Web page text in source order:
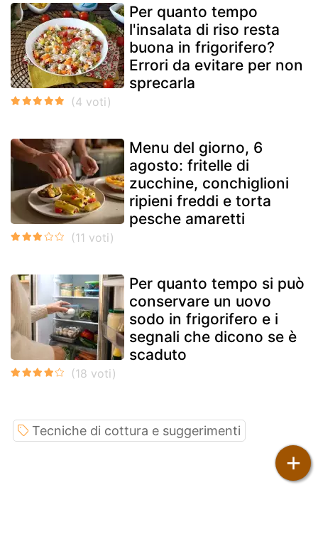
Per quanto tempo
l'insalata di riso resta
buona in frigorifero?
Errori da evitare per non
sprecarla
Menu del giorno, 6
agosto: fritelle di
zucchine, conchiglioni
ripieni freddi e torta
pesche amaretti
Per quanto tempo si può
conservare un uovo
sodo in frigorifero e i
segnali che dicono se è
scaduto
+
Tecniche di cottura e suggerimenti